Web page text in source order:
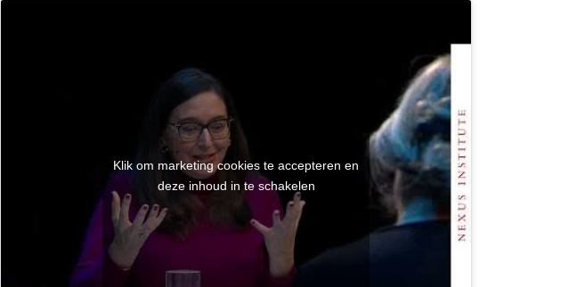
Klik om marketing cookies te accepteren en
deze inhoud in te schakelen